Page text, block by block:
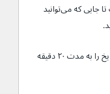
خود جلوگیری کنید - بهتر است تا جایی که می‌توانید
هر ۲ تا ۳ ساعت یک کیسه یخ را به مدت ۲۰ دقیقه